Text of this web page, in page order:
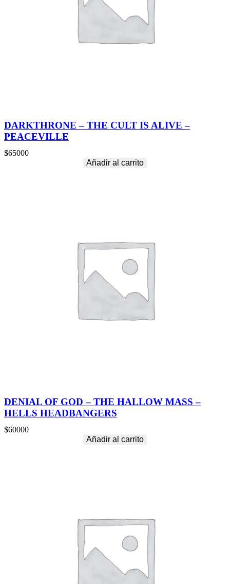
DARKTHRONE – THE CULT IS ALIVE –
PEACEVILLE
$65000
Añadir al carrito
DENIAL OF GOD – THE HALLOW MASS –
HELLS HEADBANGERS
$60000
Añadir al carrito